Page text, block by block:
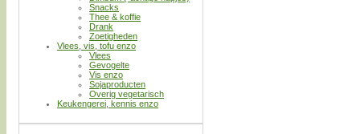
Snacks
Thee & koffie
Drank
Zoetigheden
Vlees, vis, tofu enzo
Vlees
Gevogelte
Vis enzo
Sojaproducten
Overig vegetarisch
Keukengerei, kennis enzo